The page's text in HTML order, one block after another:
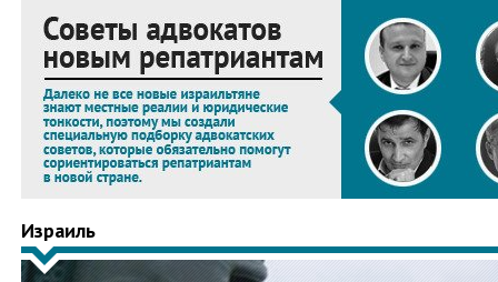
Израиль